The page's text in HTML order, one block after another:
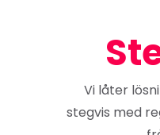
Vi låter
stegvis med